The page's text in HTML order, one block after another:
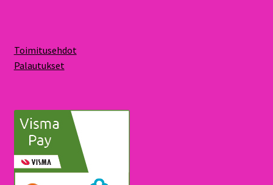
Toimitusehdot
Palautukset